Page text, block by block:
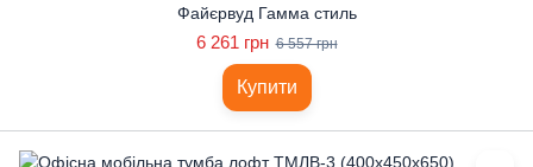
Файєрвуд Гамма стиль
6 261 грн 6 557 грн
Купити